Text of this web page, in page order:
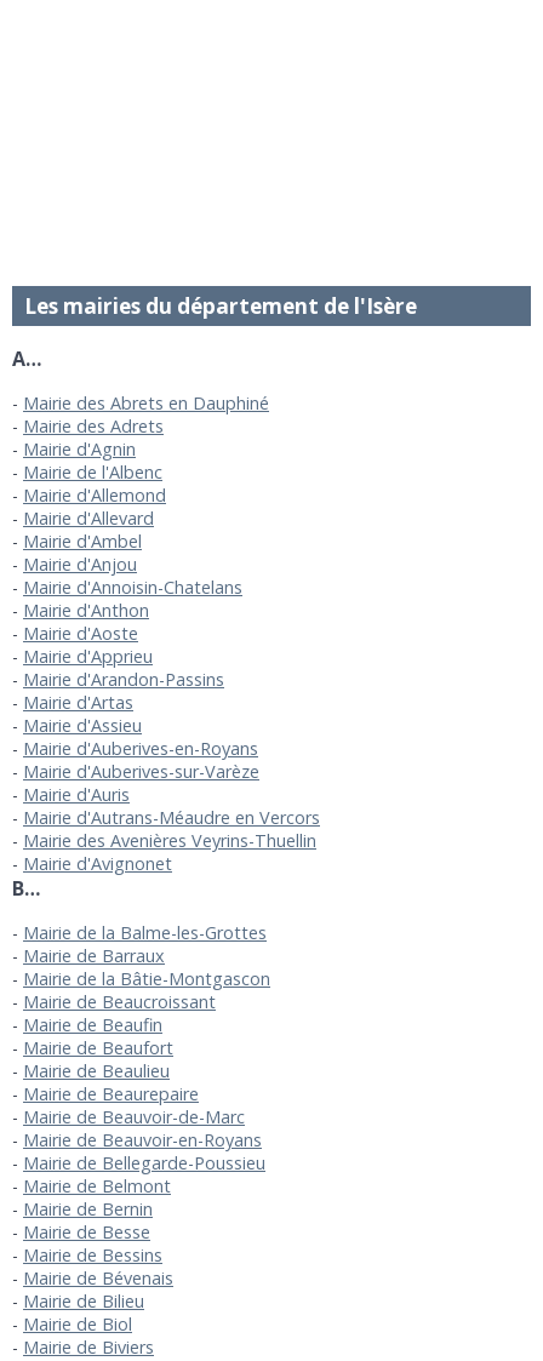
Les mairies du département de l'Isère
A…
Mairie des Abrets en Dauphiné
Mairie des Adrets
Mairie d'Agnin
Mairie de l'Albenc
Mairie d'Allemond
Mairie d'Allevard
Mairie d'Ambel
Mairie d'Anjou
Mairie d'Annoisin-Chatelans
Mairie d'Anthon
Mairie d'Aoste
Mairie d'Apprieu
Mairie d'Arandon-Passins
Mairie d'Artas
Mairie d'Assieu
Mairie d'Auberives-en-Royans
Mairie d'Auberives-sur-Varèze
Mairie d'Auris
Mairie d'Autrans-Méaudre en Vercors
Mairie des Avenières Veyrins-Thuellin
Mairie d'Avignonet
B…
Mairie de la Balme-les-Grottes
Mairie de Barraux
Mairie de la Bâtie-Montgascon
Mairie de Beaucroissant
Mairie de Beaufin
Mairie de Beaufort
Mairie de Beaulieu
Mairie de Beaurepaire
Mairie de Beauvoir-de-Marc
Mairie de Beauvoir-en-Royans
Mairie de Bellegarde-Poussieu
Mairie de Belmont
Mairie de Bernin
Mairie de Besse
Mairie de Bessins
Mairie de Bévenais
Mairie de Bilieu
Mairie de Biol
Mairie de Biviers